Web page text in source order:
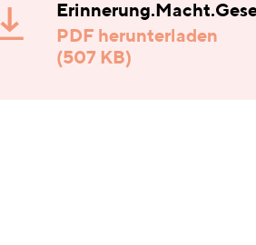
PDF herunterladen
(507 KB)